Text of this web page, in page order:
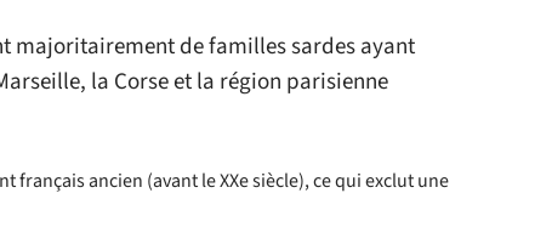
majoritairement de familles sardes ayant
la Corse et la région parisienne
français ancien (avant le XXe siècle), ce qui exclut une